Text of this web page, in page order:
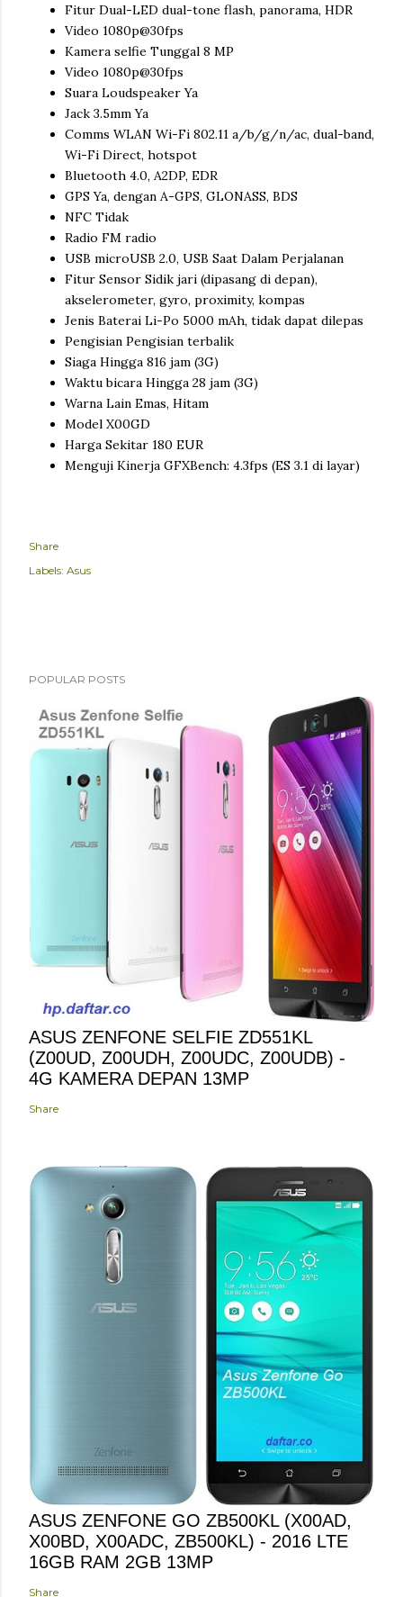
Fitur Dual-LED dual-tone flash, panorama, HDR
Video 1080p@30fps
Kamera selfie Tunggal 8 MP
Video 1080p@30fps
Suara Loudspeaker Ya
Jack 3.5mm Ya
Comms WLAN Wi-Fi 802.11 a/b/g/n/ac, dual-band,
Wi-Fi Direct, hotspot
Bluetooth 4.0, A2DP, EDR
GPS Ya, dengan A-GPS, GLONASS, BDS
NFC Tidak
Radio FM radio
USB microUSB 2.0, USB Saat Dalam Perjalanan
Fitur Sensor Sidik jari (dipasang di depan),
akselerometer, gyro, proximity, kompas
Jenis Baterai Li-Po 5000 mAh, tidak dapat dilepas
Pengisian Pengisian terbalik
Siaga Hingga 816 jam (3G)
Waktu bicara Hingga 28 jam (3G)
Warna Lain Emas, Hitam
Model X00GD
Harga Sekitar 180 EUR
Menguji Kinerja GFXBench: 4.3fps (ES 3.1 di layar)
Share
Labels: Asus
POPULAR POSTS
ASUS ZENFONE SELFIE ZD551KL
(Z00UD, Z00UDH, Z00UDC, Z00UDB) -
4G KAMERA DEPAN 13MP
Share
ASUS ZENFONE GO ZB500KL (X00AD,
X00BD, X00ADC, ZB500KL) - 2016 LTE
16GB RAM 2GB 13MP
Share